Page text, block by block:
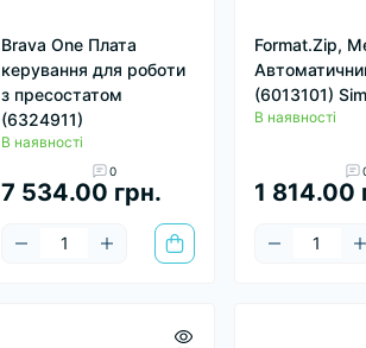
Brava One Плата
керування для роботи
з пресостатом
(6324911)
В наявності
0
7 534.00 грн.
Format.Zip,
(6013101)
В наявності
1 814.00